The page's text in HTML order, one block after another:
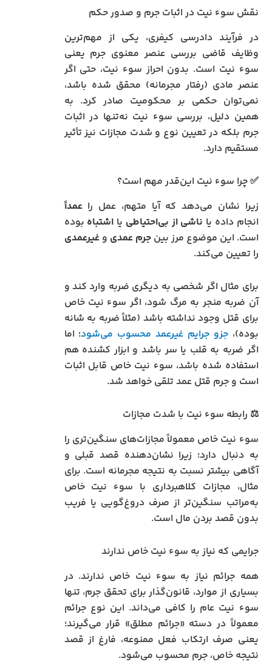
نقش سوء نیت در اثبات جرم و صدور حکم
در فرآیند دادرسی کیفری، یکی از مهم‌ترین
وظایف قاضی بررسی عنصر معنوی جرم یعنی
سوء نیت است. بدون احراز سوء نیت، حتی اگر
عنصر مادی (رفتار مجرمانه) محقق شده باشد،
نمی‌توان حکمی بر محکومیت صادر کرد. به
همین دلیل، بررسی سوء نیت نه‌تنها در اثبات
جرم بلکه در تعیین نوع و شدت مجازات نیز تأثیر
مستقیم دارد.
✅ چرا سوء نیت این‌قدر مهم است؟
زیرا نشان می‌دهد که آیا متهم، عمل راعمداً
انجام داده یا ناشی از بی‌احتیاطی یا اشتباه بوده
است. این موضوع مرز بینجرم عمدی وغیرعمدی
را تعیین می‌کند.
برای مثال اگر شخصی به دیگری ضربه وارد کند و
آن ضربه منجر به مرگ شود، اگر سوء نیت خاص
برای قتل وجود نداشته باشد (مثلاً ضربه به شانه
بوده)،جزو جرایم غیرعمد محسوب می‌شود؛ اما
اگر ضربه به قلب یا سر باشد و ابزار کشنده هم
استفاده شده باشد، سوء نیت خاص قابل اثبات
است و جرم قتل عمد تلقی خواهد شد.
⚖️ رابطه سوء نیت با شدت مجازات
سوء نیت خاص معمولاً مجازات‌های سنگین‌تری را
به دنبال دارد؛ زیرا نشان‌دهنده قصد قبلی و
آگاهی بیشتر نسبت به نتیجه مجرمانه است. برای
مثال، مجازات کلاهبرداری با سوء نیت خاص
به‌مراتب سنگین‌تر از صرف دروغ‌گویی یا فریب
بدون قصد بردن مال است.
جرایمی که نیاز به سوء نیت خاص ندارند
همه جرائم نیاز به سوء نیت خاص ندارند. در
بسیاری از موارد، قانون‌گذار برای تحقق جرم، تنها
سوء نیت عام را کافی می‌داند. این نوع جرائم
معمولاً در دسته «جرائم مطلق» قرار می‌گیرند؛
یعنی صرف ارتکاب فعل ممنوعه، فارغ از قصد
نتیجه خاص، جرم محسوب می‌شود.